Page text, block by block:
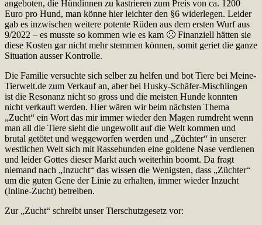
angeboten, die Hündinnen zu kastrieren zum Preis von ca. 1200
Euro pro Hund, man könne hier leichter den §6 widerlegen. Leider
gab es inzwischen weitere potente Rüden aus dem ersten Wurf aus
9/2022 – es musste so kommen wie es kam 🙁 Finanziell hätten sie
diese Kosten gar nicht mehr stemmen können, somit geriet die ganze
Situation ausser Kontrolle.
Die Familie versuchte sich selber zu helfen und bot Tiere bei Meine-
Tierwelt.de zum Verkauf an, aber bei Husky-Schäfer-Mischlingen
ist die Resonanz nicht so gross und die meisten Hunde konnten
nicht verkauft werden. Hier wären wir beim nächsten Thema
„Zucht“ ein Wort das mir immer wieder den Magen rumdreht wenn
man all die Tiere sieht die ungewollt auf die Welt kommen und
brutal getötet und weggeworfen werden und „Züchter“ in unserer
westlichen Welt sich mit Rassehunden eine goldene Nase verdienen
und leider Gottes dieser Markt auch weiterhin boomt. Da fragt
niemand nach „Inzucht“ das wissen die Wenigsten, dass „Züchter“
um die guten Gene der Linie zu erhalten, immer wieder Inzucht
(Inline-Zucht) betreiben.
Zur „Zucht“ schreibt unser Tierschutzgesetz vor: